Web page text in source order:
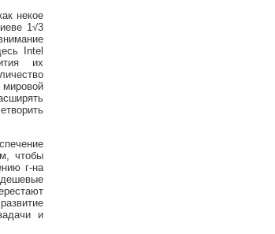
некое
1√3
Intel
их
мировой
чтобы
г-на
и